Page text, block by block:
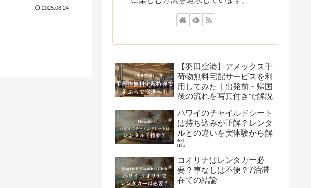
2025.08.24
【羽田空港】アメックス手
荷物無料宅配サービスを利
用してみた｜出発前・帰国
後の流れを写真付きで解説
ハワイのチャイルドシート
は持ち込みが正解？レンタ
ルとの違いを実体験から解
説
コオリナはレンタカー必
要？車なしは不便？7泊滞
在での結論